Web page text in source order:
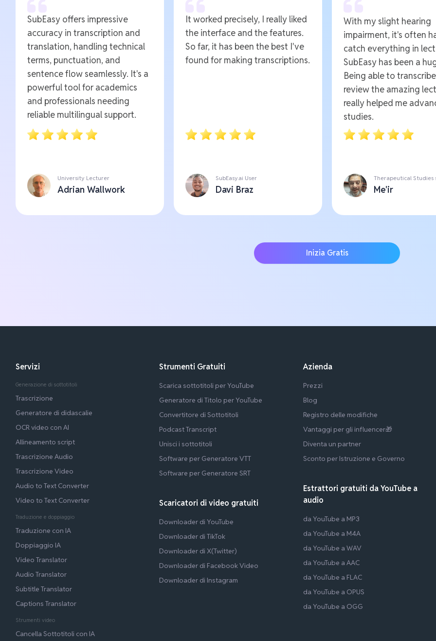
SubEasy offers impressive
accuracy in transcription and
translation, handling technical
terms, punctuation, and
sentence flow seamlessly. It's a
powerful tool for academics
and professionals needing
reliable multilingual support.
University Lecturer
Adrian Wallwork
It worked precisely, I really liked
the interface and the features.
So far, it has been the best I've
found for making transcriptions.
SubEasy.ai User
Davi Braz
With my slight hearing
impairment, it's often
catch everything in
SubEasy has been a
Being able to
review the amazing
really helped me
studies.
Therapeutical Studies
Me'ir
Inizia Gratis
Servizi
Generazione di sottotitoli
Trascrizione
Generatore di didascalie
OCR video con AI
Allineamento script
Trascrizione Audio
Trascrizione Video
Audio to Text Converter
Video to Text Converter
Traduzione e doppiaggio
Traduzione con IA
Doppiaggio IA
Video Translator
Audio Translator
Subtitle Translator
Captions Translator
Strumenti video
Cancella Sottotitoli con IA
Strumenti Gratuiti
Scarica sottotitoli per YouTube
Generatore di Titolo per YouTube
Convertitore di Sottotitoli
Podcast Transcript
Unisci i sottotitoli
Software per Generatore VTT
Software per Generatore SRT
Scaricatori di video gratuiti
Downloader di YouTube
Downloader di TikTok
Downloader di X(Twitter)
Downloader di Facebook Video
Downloader di Instagram
Azienda
Prezzi
Blog
Registro delle modifiche
Vantaggi per gli influencer🎁
Diventa un partner
Sconto per Istruzione e Governo
Estrattori gratuiti da YouTube a
audio
da YouTube a MP3
da YouTube a M4A
da YouTube a WAV
da YouTube a AAC
da YouTube a FLAC
da YouTube a OPUS
da YouTube a OGG